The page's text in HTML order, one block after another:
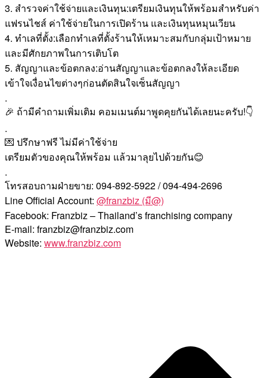
3. สำรวจค่าใช้จ่ายและเงินทุน:เตรียมเงินทุนให้พร้อมสำหรับค่า
แฟรนไชส์ ค่าใช้จ่ายในการเปิดร้าน และเงินทุนหมุนเวียน
4. ทำเลที่ตั้ง:เลือกทำเลที่ตั้งร้านให้เหมาะสมกับกลุ่มเป้าหมาย
และมีศักยภาพในการเติบโต
5. สัญญาและข้อตกลง:อ่านสัญญาและข้อตกลงให้ละเอียด
เข้าใจเงื่อนไขต่างๆก่อนตัดสินใจเซ็นสัญญา
.
🎉 ถ้ามีคำถามเพิ่มเติม คอมเมนต์มาพูดคุยกันได้เลยนะครับ!👇
.
💌 ปรึกษาฟรี ไม่มีค่าใช้จ่าย
เตรียมตัวของคุณให้พร้อม แล้วมาลุยไปด้วยกัน😊
.
โทรสอบถามฝ่ายขาย: 094-892-5922 / 094-494-2696
Line Official Account: @franzbiz (มี@)
Facebook: Franzbiz – Thailand’s franchising company
E-mail: franzbiz@franzbiz.com
Website: www.franzbiz.com